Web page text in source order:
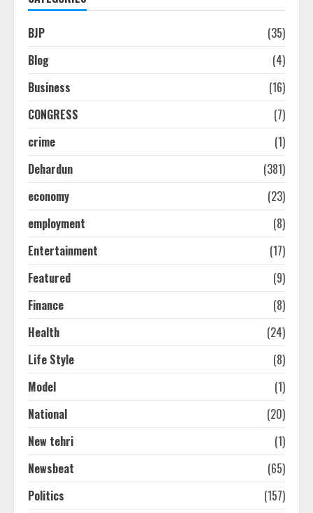
BJP
(35)
Blog
(4)
Business
(16)
CONGRESS
(7)
crime
(1)
Dehardun
(381)
economy
(23)
employment
(8)
Entertainment
(17)
Featured
(9)
Finance
(8)
Health
(24)
Life Style
(8)
Model
(1)
National
(20)
New tehri
(1)
Newsbeat
(65)
Politics
(157)